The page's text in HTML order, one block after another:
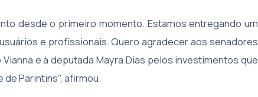
desde o primeiro momento. Estamos entregando um
e profissionais. Quero agradecer aos senadores
e à deputada Mayra Dias pelos investimentos que
Parintins", afirmou.